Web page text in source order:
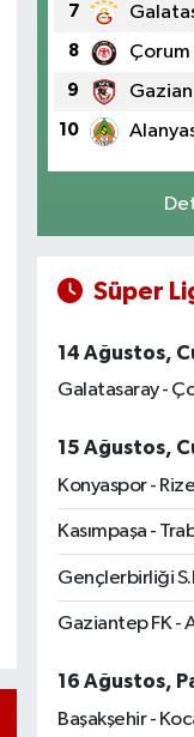
7
8 Çorum
9
10
Süper
14 Ağustos,
Galatasaray -
15 Ağustos,
Konyaspor -
Kasımpaşa -
Gençlerbirliği
Gaziantep FK -
16 Ağustos,
Başakşehir -